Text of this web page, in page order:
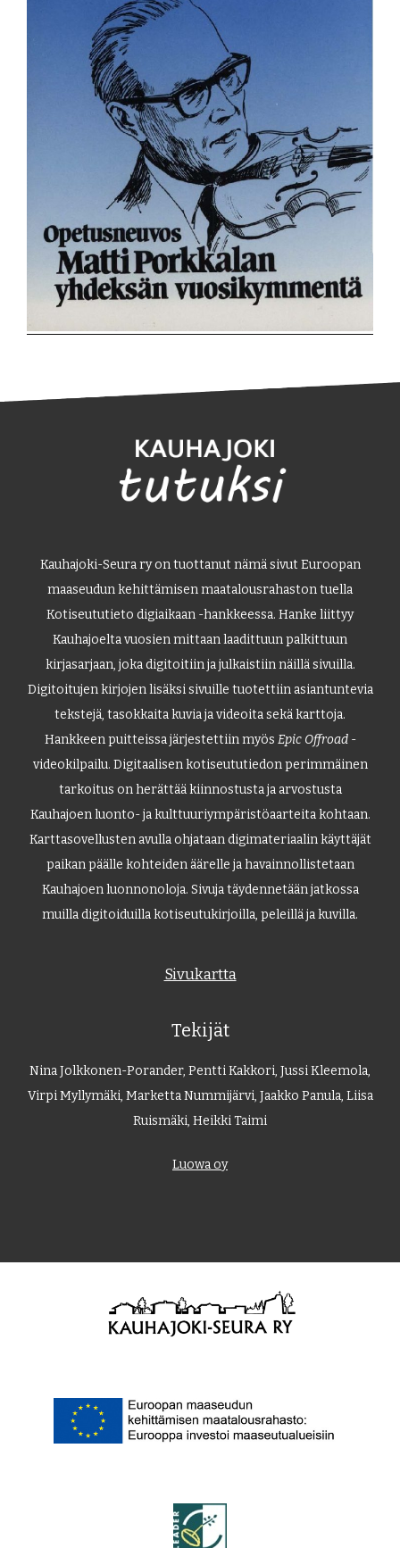
Kauhajoki-Seura ry on tuottanut nämä sivut Euroopan
maaseudun kehittämisen maatalousrahaston tuella
Kotiseututieto digiaikaan -hankkeessa. Hanke liittyy
Kauhajoelta vuosien mittaan laadittuun palkittuun
kirjasarjaan, joka digitoitiin ja julkaistiin näillä sivuilla.
Digitoitujen kirjojen lisäksi sivuille tuotettiin asiantuntevia
tekstejä, tasokkaita kuvia ja videoita sekä karttoja.
Hankkeen puitteissa järjestettiin myös Epic Offroad-
videokilpailu. Digitaalisen kotiseututiedon perimmäinen
tarkoitus on herättää kiinnostusta ja arvostusta
Kauhajoen luonto- ja kulttuuriympäristöaarteita kohtaan.
Karttasovellusten avulla ohjataan digimateriaalin käyttäjät
paikan päälle kohteiden äärelle ja havainnollistetaan
Kauhajoen luonnonoloja. Sivuja täydennetään jatkossa
muilla digitoiduilla kotiseutukirjoilla, peleillä ja kuvilla.
Sivukartta
Tekijät
Nina Jolkkonen-Porander, Pentti Kakkori, Jussi Kleemola,
Virpi Myllymäki, Marketta Nummijärvi, Jaakko Panula, Liisa
Ruismäki, Heikki Taimi
Luowa oy